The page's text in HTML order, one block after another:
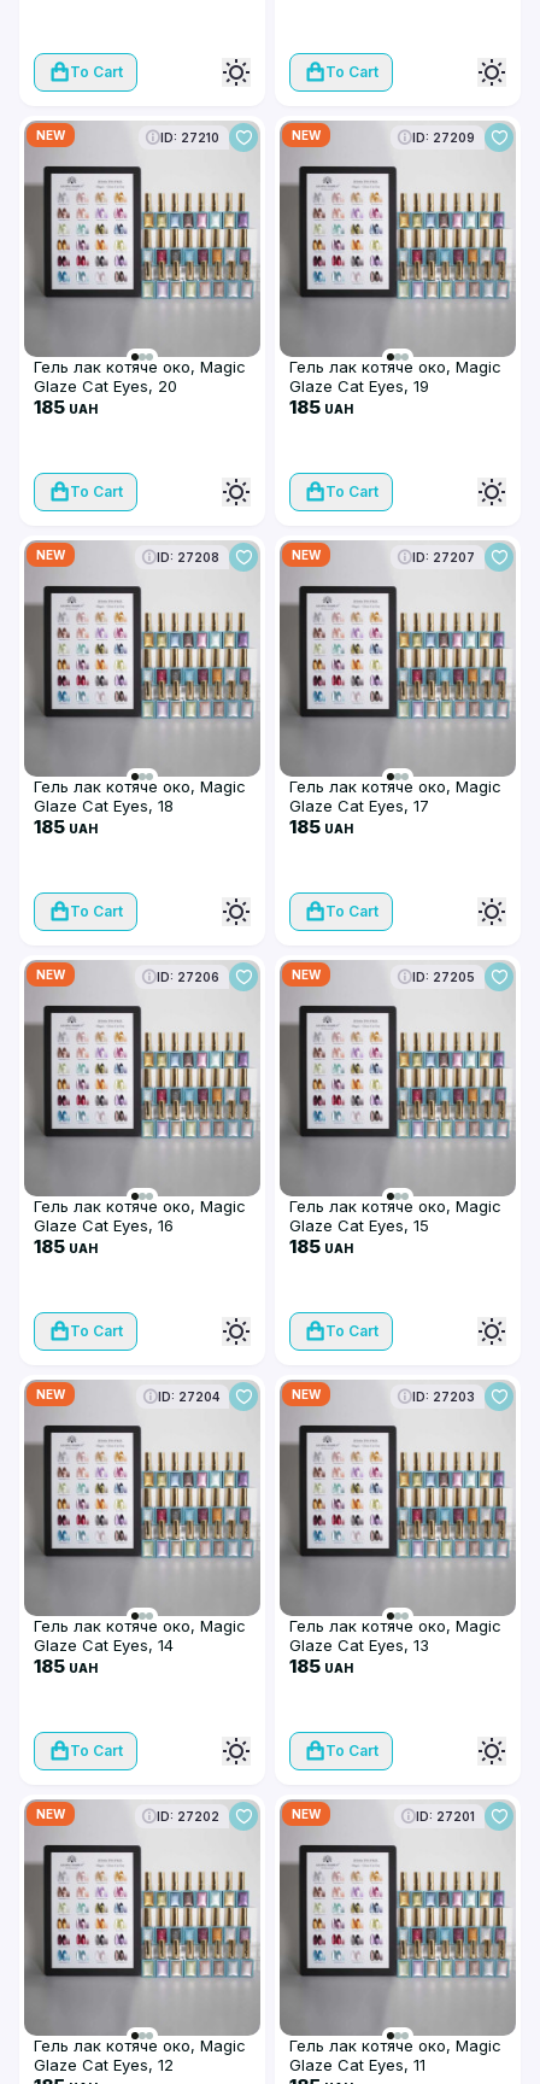
To Cart To Cart
NEW ID: 27210
Гель лак котяче око, Magic
Glaze Cat Eyes, 20
185 UAH
To Cart
NEW ID: 27209
Гель лак котяче око, Magic
Glaze Cat Eyes, 19
185 UAH
To Cart
NEW ID: 27208
Гель лак котяче око, Magic
Glaze Cat Eyes, 18
185 UAH
To Cart
NEW ID: 27207
Гель лак котяче око, Magic
Glaze Cat Eyes, 17
185 UAH
To Cart
NEW ID: 27206
Гель лак котяче око, Magic
Glaze Cat Eyes, 16
185 UAH
To Cart
NEW ID: 27205
Гель лак котяче око, Magic
Glaze Cat Eyes, 15
185 UAH
To Cart
NEW ID: 27204
Гель лак котяче око, Magic
Glaze Cat Eyes, 14
185 UAH
To Cart
NEW ID: 27203
Гель лак котяче око, Magic
Glaze Cat Eyes, 13
185 UAH
To Cart
NEW ID: 27202
Гель лак котяче око, Magic
Glaze Cat Eyes, 12
NEW ID: 27201
Гель лак котяче око, Magic
Glaze Cat Eyes, 11